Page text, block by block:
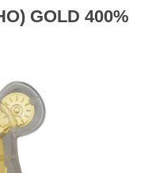
GOLD 400%